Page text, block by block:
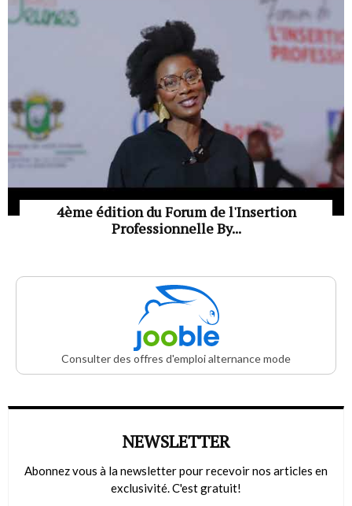
4ème édition du Forum de l'Insertion
Professionnelle By...
Consulter des offres d'emploi alternance mode
NEWSLETTER
Abonnez vous à la newsletter pour recevoir nos articles en
exclusivité. C'est gratuit!